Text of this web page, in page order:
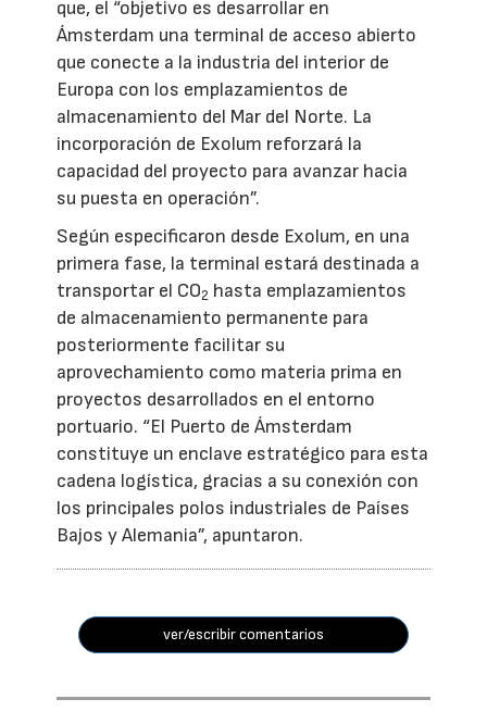
que, el “objetivo es desarrollar en
Ámsterdam una terminal de acceso abierto
que conecte a la industria del interior de
Europa con los emplazamientos de
almacenamiento del Mar del Norte. La
incorporación de Exolum reforzará la
capacidad del proyecto para avanzar hacia
su puesta en operación”.
Según especificaron desde Exolum, en una
primera fase, la terminal estará destinada a
transportar el CO2 hasta emplazamientos
de almacenamiento permanente para
posteriormente facilitar su
aprovechamiento como materia prima en
proyectos desarrollados en el entorno
portuario. “El Puerto de Ámsterdam
constituye un enclave estratégico para esta
cadena logística, gracias a su conexión con
los principales polos industriales de Países
Bajos y Alemania”, apuntaron.
ver/escribir comentarios